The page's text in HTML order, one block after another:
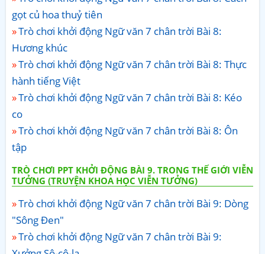
gọt củ hoa thuỷ tiên
Trò chơi khởi động Ngữ văn 7 chân trời Bài 8:
Hương khúc
Trò chơi khởi động Ngữ văn 7 chân trời Bài 8: Thực
hành tiếng Việt
Trò chơi khởi động Ngữ văn 7 chân trời Bài 8: Kéo
co
Trò chơi khởi động Ngữ văn 7 chân trời Bài 8: Ôn
tập
TRÒ CHƠI PPT KHỞI ĐỘNG BÀI 9. TRONG THẾ GIỚI VIỄN
TƯỞNG (TRUYỆN KHOA HỌC VIỄN TƯỞNG)
Trò chơi khởi động Ngữ văn 7 chân trời Bài 9: Dòng
"Sông Đen"
Trò chơi khởi động Ngữ văn 7 chân trời Bài 9: